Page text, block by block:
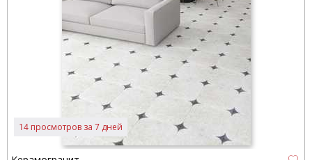
14 просмотров за 7 дней